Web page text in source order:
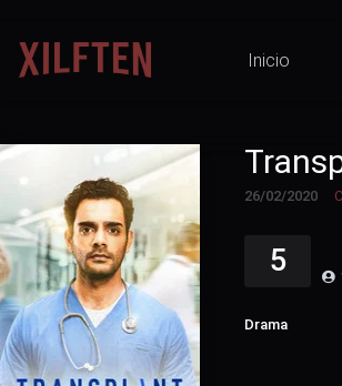
Inicio
26/02/2020
5
Drama